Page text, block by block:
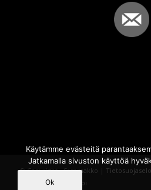
© Copyright - Sammakko |
Powered by
iQWebbi
Käytämme evästeitä
Jatkamalla sivuston käyttöä
Ok